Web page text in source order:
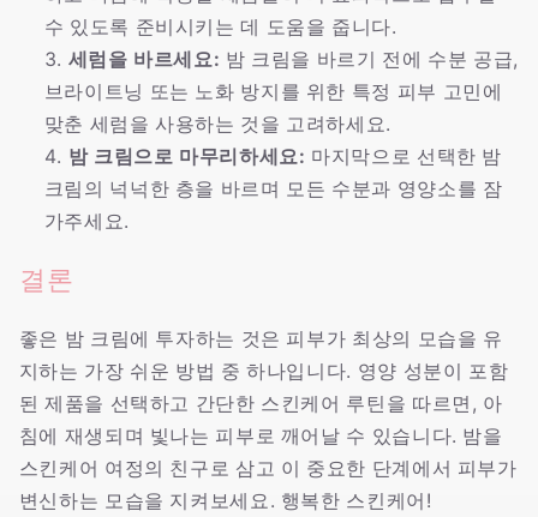
수 있도록 준비시키는 데 도움을 줍니다.
세럼을 바르세요: 밤 크림을 바르기 전에 수분 공급,
브라이트닝 또는 노화 방지를 위한 특정 피부 고민에
맞춘 세럼을 사용하는 것을 고려하세요.
밤 크림으로 마무리하세요: 마지막으로 선택한 밤
크림의 넉넉한 층을 바르며 모든 수분과 영양소를 잠
가주세요.
결론
좋은 밤 크림에 투자하는 것은 피부가 최상의 모습을 유
지하는 가장 쉬운 방법 중 하나입니다. 영양 성분이 포함
된 제품을 선택하고 간단한 스킨케어 루틴을 따르면, 아
침에 재생되며 빛나는 피부로 깨어날 수 있습니다. 밤을
스킨케어 여정의 친구로 삼고 이 중요한 단계에서 피부가
변신하는 모습을 지켜보세요. 행복한 스킨케어!